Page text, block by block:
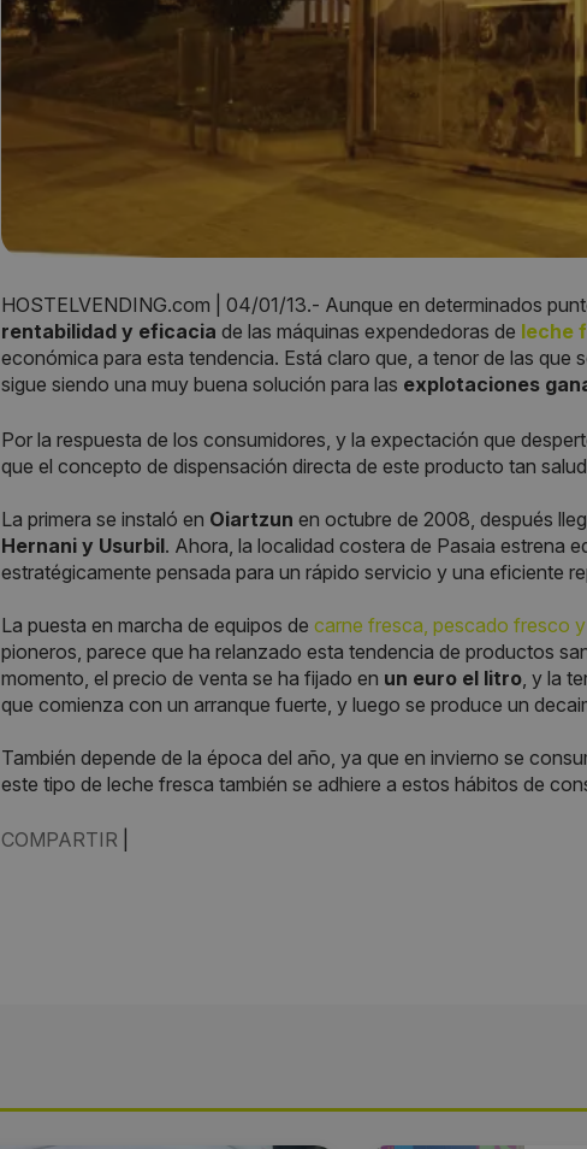
HOSTELVENDING.com | 04/01/13.- Aunque en determinados
rentabilidad y eficacia de las máquinas expendedoras de leche
económica para esta tendencia. Está claro que, a tenor de las que
sigue siendo una muy buena solución para las explotaciones
Por la respuesta de los consumidores, y la expectación que
que el concepto de dispensación directa de este producto tan
La primera se instaló en Oiartzun en octubre de 2008, después
Hernani y Usurbil. Ahora, la localidad costera de Pasaia estrena
estratégicamente pensada para un rápido servicio y una eficiente
La puesta en marcha de equipos de carne fresca, pescado fresco
pioneros, parece que ha relanzado esta tendencia de productos
momento, el precio de venta se ha fijado en un euro el litro , y la
que comienza con un arranque fuerte, y luego se produce un
También depende de la época del año, ya que en invierno se
este tipo de leche fresca también se adhiere a estos hábitos de
COMPARTIR